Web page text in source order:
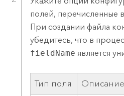
полей, перечисленные
При создании файла
убедитесь, что в
fieldName является
Тип поля Описание